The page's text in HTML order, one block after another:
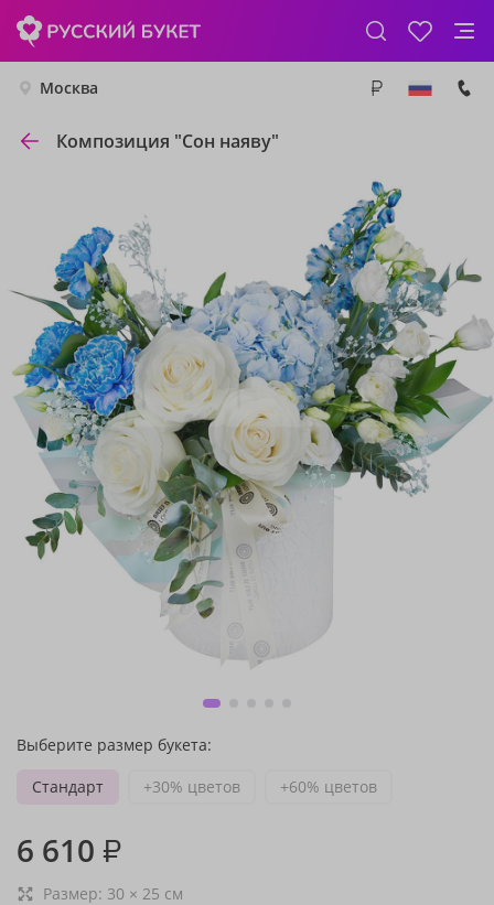
Москва
Композиция "Сон наяву"
Выберите размер букета:
Стандарт
+30% цветов +60% цветов
6 610 ₽
Размер: 30 × 25 см